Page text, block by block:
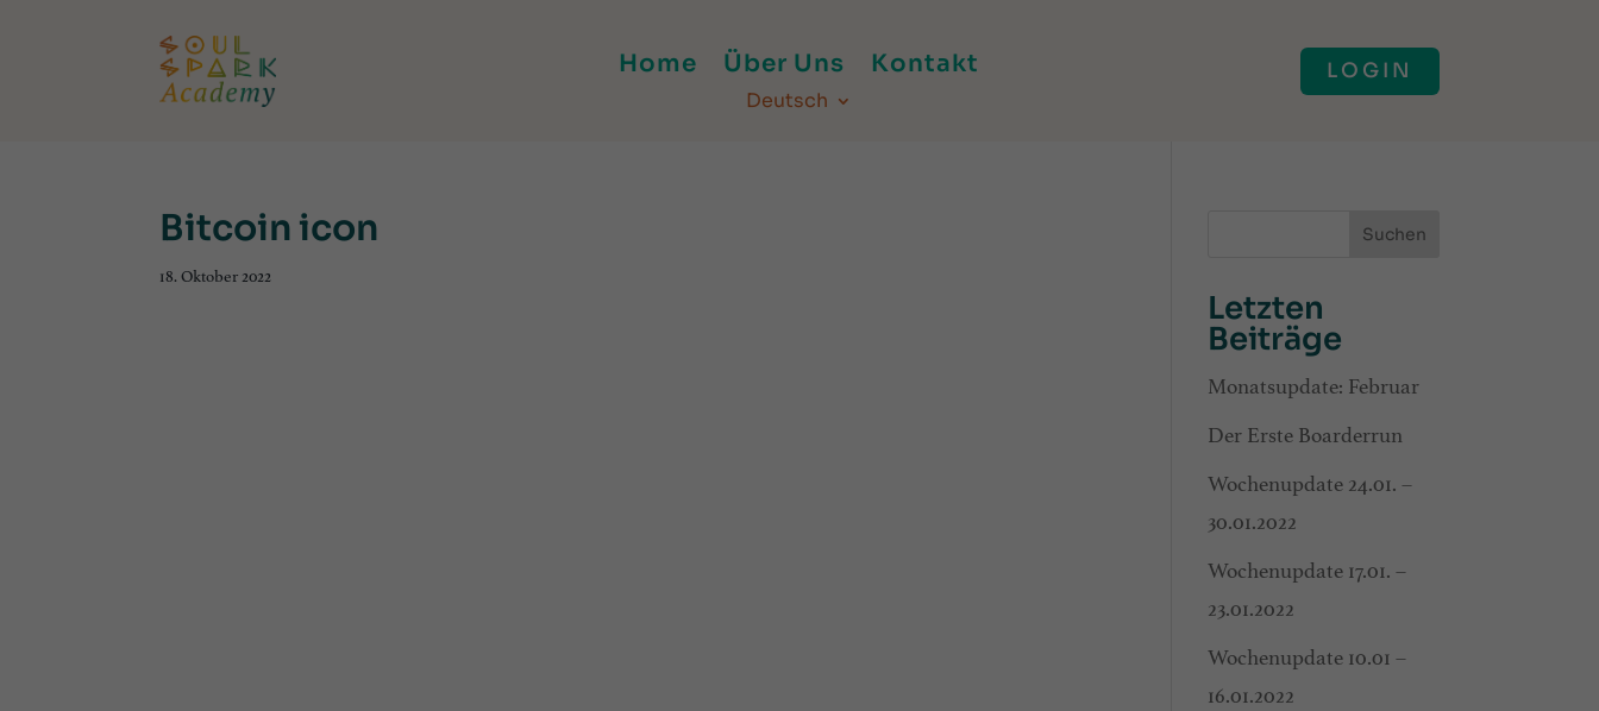
Home Über Uns Kontakt
Deutsch
LOGIN
Bitcoin icon
18. Oktober 2022
Suchen
Letzten
Beiträge
Monatsupdate: Februar
Der Erste Boarderrun
Wochenupdate 24.01. –
30.01.2022
Wochenupdate 17.01. –
23.01.2022
Wochenupdate 10.01 –
16.01.2022